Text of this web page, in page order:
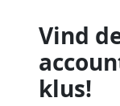
Vind
klus!